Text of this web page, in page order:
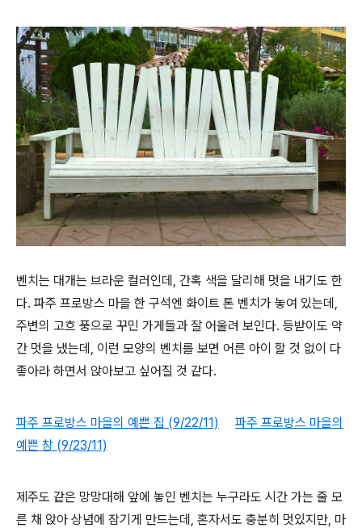
벤치는 대개는 브라운 컬러인데, 간혹 색을 달리해 멋을 내기도 한
다. 파주 프로방스 마을 한 구석엔 화이트 톤 벤치가 놓여 있는데,
주변의 고흐 풍으로 꾸민 가게들과 잘 어울려 보인다. 등받이도 약
간 멋을 냈는데, 이런 모양의 벤치를 보면 어른 아이 할 것 없이 다
좋아라 하면서 앉아보고 싶어질 것 같다.
파주 프로방스 마을의 예쁜 집 (9/22/11)
파주 프로방스 마을의
예쁜 창 (9/23/11)
제주도 같은 망망대해 앞에 놓인 벤치는 누구라도 시간 가는 줄 모
른 채 앉아 상념에 잠기게 만드는데, 혼자서도 충분히 멋있지만, 마